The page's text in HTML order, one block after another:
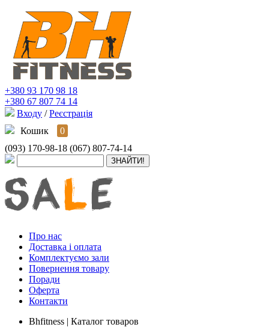
+380 93 170 98 18
+380 67 807 74 14
Входу / Реєстрація
Кошик
0
(093) 170-98-18 (067) 807-74-14
Про нас
Доставка і оплата
Комплектуємо зали
Повернення товару
Поради
Оферта
Контакти
Bhfitness | Каталог товаров